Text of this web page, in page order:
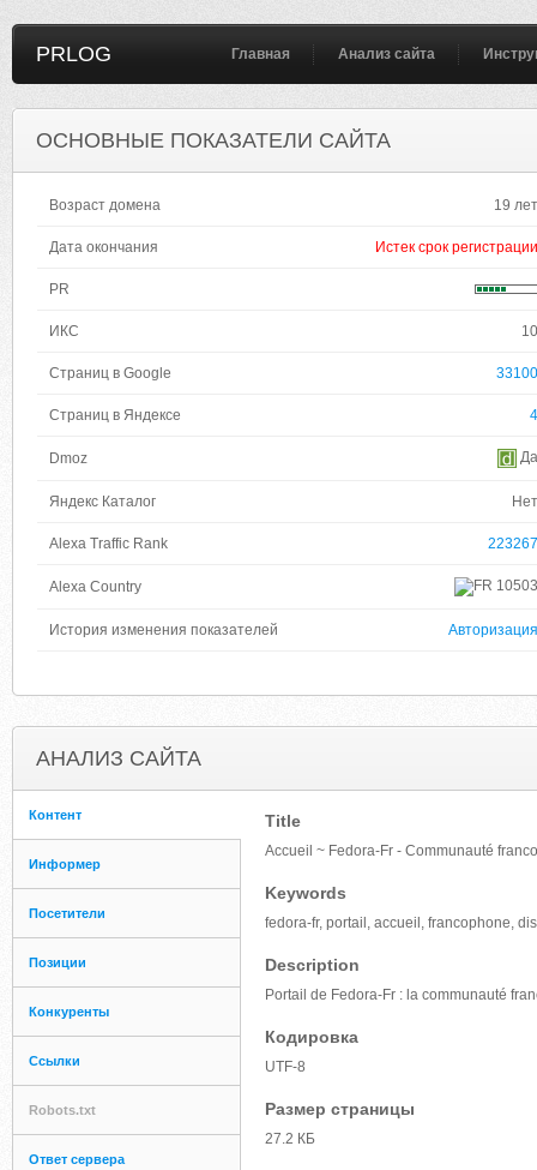
PRLOG Главная Анализ сайта
ОСНОВНЫЕ ПОКАЗАТЕЛИ САЙТА
Возраст домена 19 лет
Дата окончания Истек срок регистрации
PR
ИКС 10
Страниц в Google 33100
Страниц в Яндексе 4
Dmoz Да
Яндекс Каталог Нет
Alexa Traffic Rank 223267
Alexa Country 10503
История изменения показателей Авторизация
АНАЛИЗ САЙТА
Контент
Информер
Посетители
Позиции
Конкуренты
Ссылки
Robots.txt
Ответ сервера
Title
Accueil ~ Fedora-Fr - Communauté
Keywords
fedora-fr, portail, accueil, francophone,
Description
Portail de Fedora-Fr : la communauté
Кодировка
UTF-8
Размер страницы
27.2 КБ